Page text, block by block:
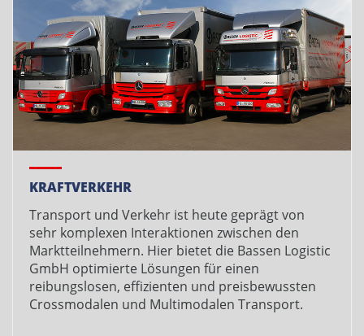
KRAFTVERKEHR
Transport und Verkehr ist heute geprägt von
sehr komplexen Interaktionen zwischen den
Marktteilnehmern. Hier bietet die Bassen Logistic
GmbH optimierte Lösungen für einen
reibungslosen, effizienten und preisbewussten
Crossmodalen und Multimodalen Transport.